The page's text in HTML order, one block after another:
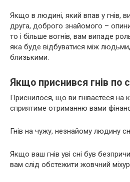
Якщо в людині, який впав у гнів,
друга, доброго знайомого –
то і більше вогнів, вам випаде
яка буде відбуватися між
близькими.
Якщо приснився гнів по
Приснилося, що ви гніваєтеся на
сприятиме отриманню вами
Гнів на чужу, незнайому людину
Якщо ваш гнів уві сні був
вам слід обстежити жовчний міхур